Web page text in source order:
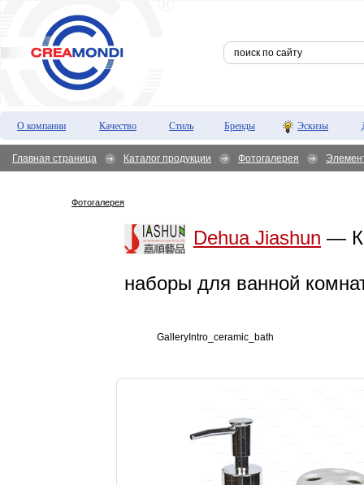
О компании Качество Стиль Бренды Эскизы
Главная страница Каталог продукции Фотогалерея
Фотогалерея
Dehua Jiashun —
наборы для ванной
GalleryIntro_ceramic_bath